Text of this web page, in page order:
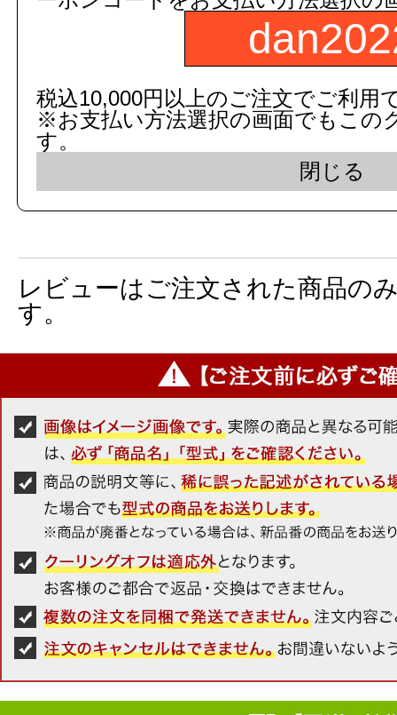
商品名： ストール用流動式小便
図面画像 参考図を見る
レビューはご注文された商品の
す。
税込10,000円以上のご注文でご利用
※お支払い方法選択の画面でもこの
す。
閉じる